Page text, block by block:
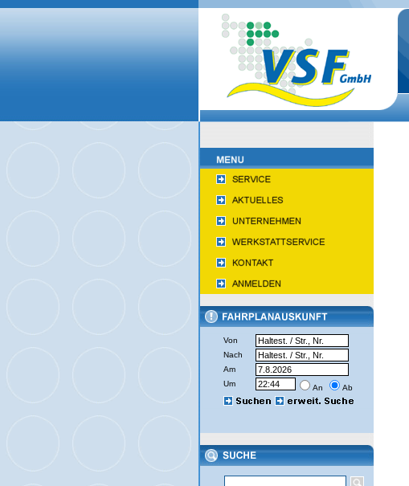
Von
Nach
Am
Um
An Ab